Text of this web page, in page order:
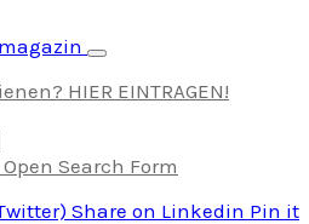
Navigation umschalten
HIER EINTRAGEN!
Open Search Form
Share on Linkedin Pin it